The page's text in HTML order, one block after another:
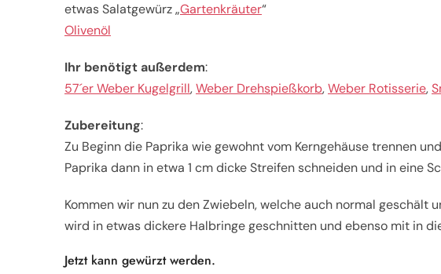
etwas Salatgewürz „Gartenkräuter“
Olivenöl
Ihr benötigt außerdem:
57´er Weber Kugelgrill,Weber Drehspießkorb,Weber Rotisserie,
Zubereitung:
Zu Beginn die Paprika wie gewohnt vom Kerngehäuse trennen
Paprika dann in etwa 1 cm dicke Streifen schneiden und in eine
Kommen wir nun zu den Zwiebeln, welche auch normal geschält
wird in etwas dickere Halbringe geschnitten und ebenso mit in
Jetzt kann gewürzt werden.